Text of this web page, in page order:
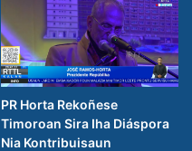
PR Horta Rekoñese
Timoroan Sira Iha Diáspora
Nia Kontribuisaun